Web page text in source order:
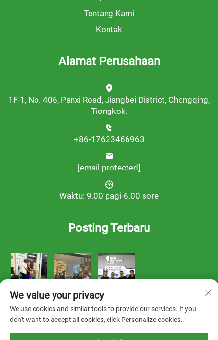
Tentang Kami
Kontak
Alamat Perusahaan
1F-1, No. 406, Panxi Road, Jiangbei District, Chongqing,
Tiongkok.
+86-17623466963
[email protected]
Waktu: 9.00 pagi-6.00 sore
Posting Terbaru
We value your privacy
We use cookies and similar tools to provide our services. If you
don't want to accept all cookies, click Personalize cookies.